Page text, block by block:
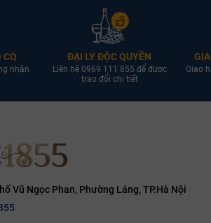
CQ
nhận
ĐẠI LÝ ĐỘC QUYỀN
Liên hệ 0969 111 855 để được
trao đổi chi tiết
Giao
Vũ Ngọc Phan, Phường Láng, TP.Hà Nội